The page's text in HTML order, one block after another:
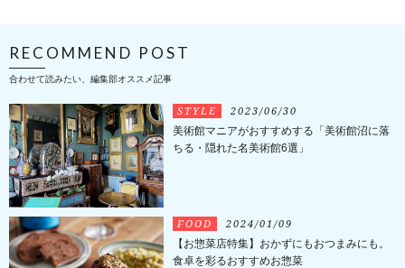
RECOMMEND POST
合わせて読みたい、編集部オススメ記事
STYLE 2023/06/30
美術館マニアがおすすめする「美術館沼に落
ちる・隠れた名美術館6選」
FOOD 2024/01/09
【お惣菜店特集】おかずにもおつまみにも。
食卓を彩るおすすめお惣菜